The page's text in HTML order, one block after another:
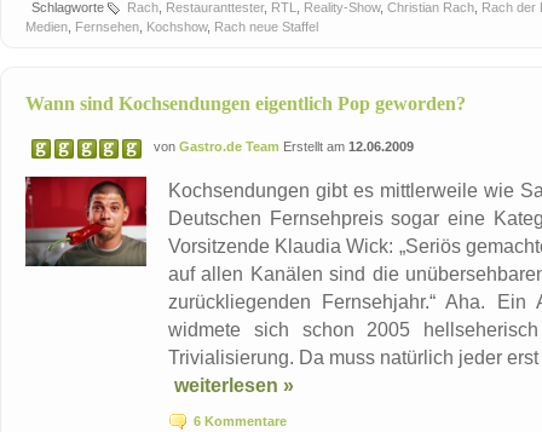
Schlagworte
Rach Restauranttester, RTL Reality-Show, Christian Rach Rach der
Medien Fernsehen Kochshow, Rach neue Staffel
Wann sind Kochsendungen eigentlich Pop geworden?
von Gastro.de Team Erstellt am 12.06.2009
Kochsendungen gibt es mittlerweile wie
Deutschen Fernsehpreis sogar eine
Vorsitzende Klaudia Wick: „Seriös
auf allen Kanälen sind die
zurückliegenden Fernsehjahr.“ Aha.
widmete sich schon 2005
Trivialisierung. Da muss natürlich jeder
weiterlesen »
6 Kommentare